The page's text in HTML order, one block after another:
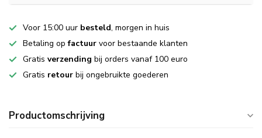
Voor 15:00 uur besteld, morgen in huis
Betaling opfactuur voor bestaande klanten
Gratis verzending bij orders vanaf 100 euro
Gratis retour bij ongebruikte goederen
Productomschrijving